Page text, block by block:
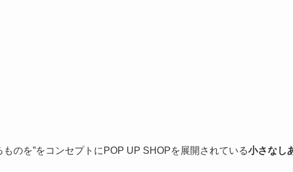
のを”をコンセプトにPOP UP SHOPを展開されている小さなし